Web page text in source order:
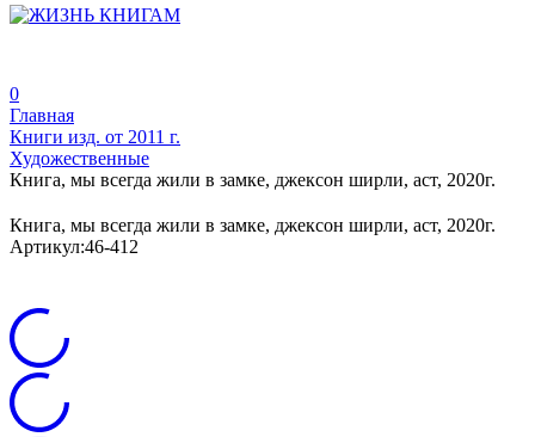
0
Главная
Книги изд. от 2011 г.
Художественные
Книга, мы всегда жили в замке, джексон ширли, аст, 2020г.
Книга, мы всегда жили в замке, джексон ширли, аст, 2020г.
Артикул:46-412